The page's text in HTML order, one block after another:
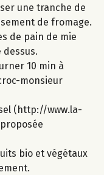
une tranche de
de fromage.
de pain de mie
10 min à
monsieur
(http://www.la-
bio et végétaux